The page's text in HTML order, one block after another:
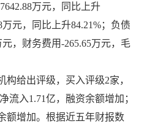
万元，同比上升
元，同比上升84.21%；负债
，财务费用-265.65万元，毛
构给出评级，买入评级2家，
流入1.71亿，融资余额增加；
额增加。根据近五年财报数